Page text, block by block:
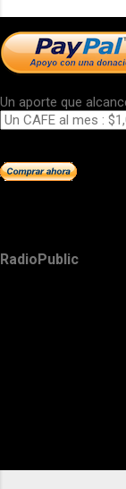
Un aporte que
RadioPublic